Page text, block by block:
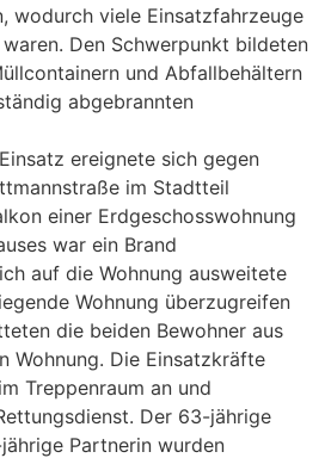
wodurch viele Einsatzfahrzeuge
Den Schwerpunkt bildeten
und Abfallbehältern
abgebrannten
ereignete sich gegen
im Stadtteil
einer Erdgeschosswohnung
war ein Brand
auf die Wohnung ausweitete
Wohnung überzugreifen
die beiden Bewohner aus
Wohnung. Die Einsatzkräfte
Treppenraum an und
Der 63-jährige
Partnerin wurden